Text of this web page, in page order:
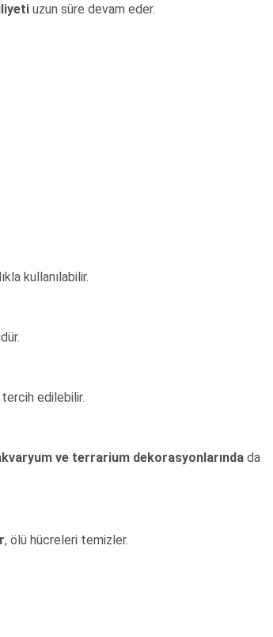
uzun süre devam eder.
kullanılabilir.
edilebilir.
ve terrarium dekorasyonlarında da
, ölü hücreleri temizler.